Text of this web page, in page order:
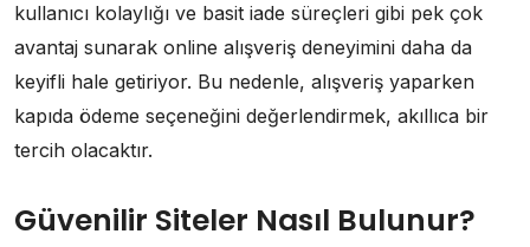
kullanıcı kolaylığı ve basit iade süreçleri gibi pek çok
avantaj sunarak online alışveriş deneyimini daha da
keyifli hale getiriyor. Bu nedenle, alışveriş yaparken
kapıda ödeme seçeneğini değerlendirmek, akıllıca bir
tercih olacaktır.
Güvenilir Siteler Nasıl Bulunur?